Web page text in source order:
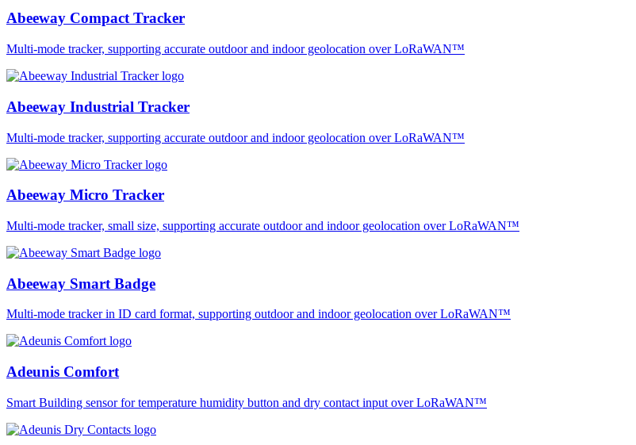
Abeeway Compact Tracker
Multi-mode tracker, supporting accurate outdoor and indoor geolocation over LoRaWAN™
Abeeway Industrial Tracker
Multi-mode tracker, supporting accurate outdoor and indoor geolocation over LoRaWAN™
Abeeway Micro Tracker
Multi-mode tracker, small size, supporting accurate outdoor and indoor geolocation over LoRaWAN™
Abeeway Smart Badge
Multi-mode tracker in ID card format, supporting outdoor and indoor geolocation over LoRaWAN™
Adeunis Comfort
Smart Building sensor for temperature humidity button and dry contact input over LoRaWAN™